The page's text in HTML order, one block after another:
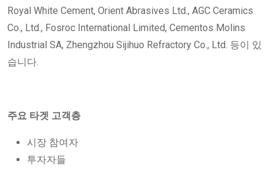
Royal White Cement, Orient Abrasives Ltd., AGC Ceramics
Co., Ltd., Fosroc International Limited, Cementos Molins
Industrial SA, Zhengzhou Sijihuo Refractory Co., Ltd. 등이 있
습니다.
주요 타겟 고객층
시장 참여자
투자자들